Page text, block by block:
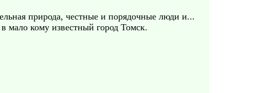
природа, честные и порядочные люди и...
мало кому известный город Томск.